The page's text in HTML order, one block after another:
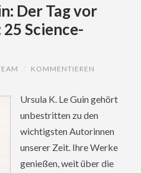
Der Tag vor
Science-
KOMMENTIEREN
Ursula K. Le Guin gehört
unbestritten zu den
wichtigsten Autorinnen
unserer Zeit. Ihre Werke
genießen, weit über die